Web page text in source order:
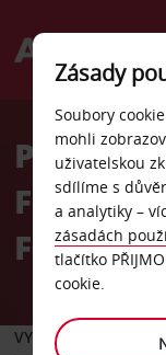
Welcome
Avis
VYZVEDNOUT Z
Zásady
Soubory
mohli
uživatelskou
sdílíme s
a analytiky –
zásadách
tlačítko
cookie.